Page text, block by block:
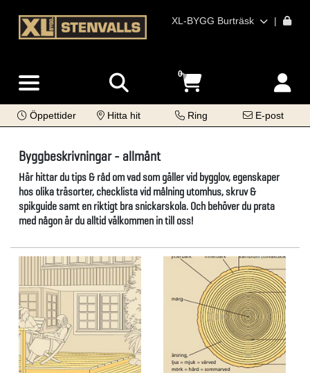
XL-BYGG Burträsk |
0
Öppettider Hitta hit Ring E-post
Byggbeskrivningar - allmänt
Här hittar du tips & råd om vad som gäller vid bygglov, egenskaper
hos olika träsorter, checklista vid målning utomhus, skruv &
spikguide samt en riktigt bra snickarskola. Och behöver du prata
med någon är du alltid välkommen in till oss!